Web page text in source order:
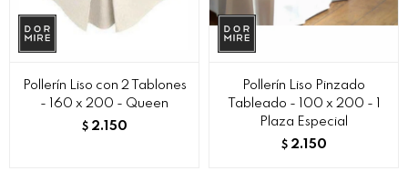
Pollerín Liso con 2 Tablones
- 160 x 200 - Queen
$ 2.150
Pollerín Liso Pinzado
Tableado - 100 x 200 - 1
Plaza Especial
$ 2.150